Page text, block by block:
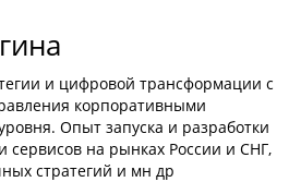
и цифровой трансформации с
корпоративными
Опыт запуска и разработки
сервисов на рынках России и СНГ,
стратегий и мн др